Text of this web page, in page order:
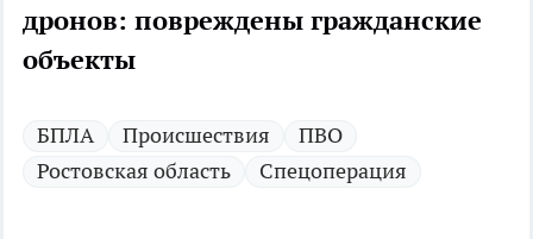
дронов: повреждены гражданские
объекты
БПЛА Происшествия
ПВО
Ростовская область
Спецоперация